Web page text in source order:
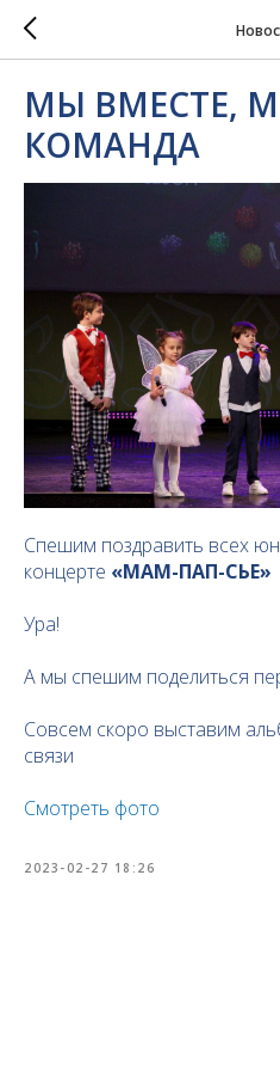
МЫ ВМЕСТЕ,
КОМАНДА
Спешим поздравить всех
концерте «МАМ-ПАП-СЬЕ»
Ура!
А мы спешим поделиться
Совсем скоро выставим
связи
Смотреть фото
2023-02-27 18:26